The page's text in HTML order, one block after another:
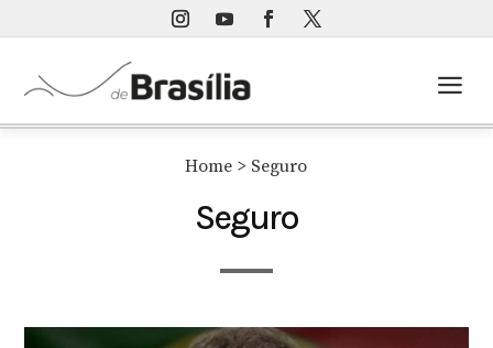
a
Home > Seguro
Seguro